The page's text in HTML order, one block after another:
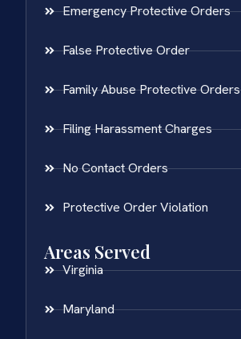
Emergency Protective Orders
False Protective Order
Family Abuse Protective Orders
Filing Harassment Charges
No Contact Orders
Protective Order Violation
Areas Served
Virginia
Maryland